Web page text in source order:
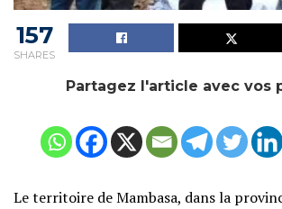
157
SHARES
Partagez l'article avec vos
Le territoire de Mambasa, dans la